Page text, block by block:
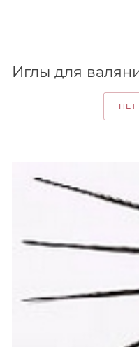
Иглы для